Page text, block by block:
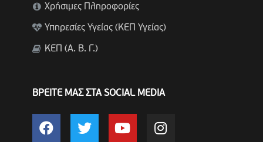
Χρήσιμες Πληροφορίες
Υπηρεσίες Υγείας (ΚΕΠ Υγείας)
ΚΕΠ (Α. Β. Γ.)
ΒΡΕΙΤΕ ΜΑΣ ΣΤΑ SOCIAL MEDIA